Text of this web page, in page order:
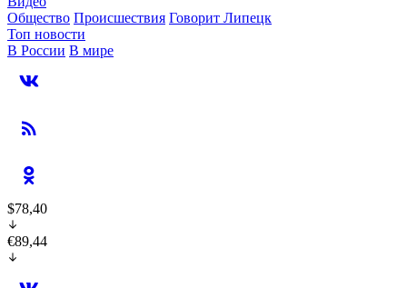
Общество Происшествия Говорит Липецк
Топ новости
В России В мире
$78,40
€89,44